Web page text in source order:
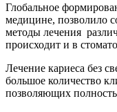
Глобальное
медицине, позволило
методы лечения
происходит и в
Лечение кариеса без
большое количество
позволяющих